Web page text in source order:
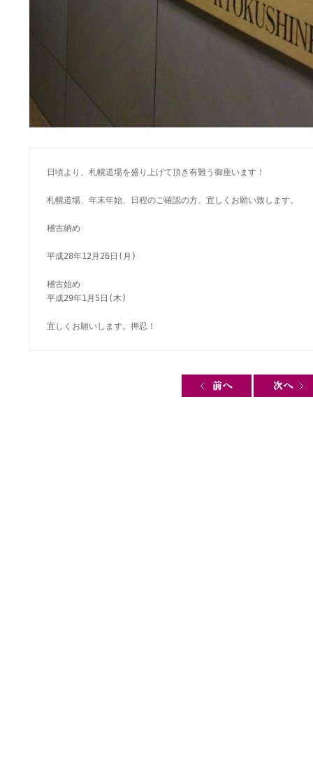
日頃より、札幌道場を盛り上げて頂き有難う御座います！
札幌道場、年末年始、日程のご確認の方、宜しくお願い致します。
稽古納め
平成28年12月26日(月)
稽古始め
平成29年1月5日(木)
宜しくお願いします。押忍！